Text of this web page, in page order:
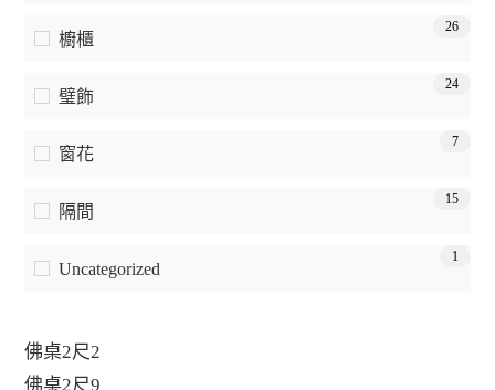
櫥櫃
26
璧飾
24
窗花
7
隔間
15
Uncategorized
1
佛桌2尺2
佛桌2尺9